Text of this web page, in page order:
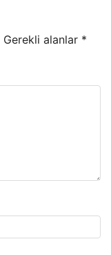
Gerekli alanlar *